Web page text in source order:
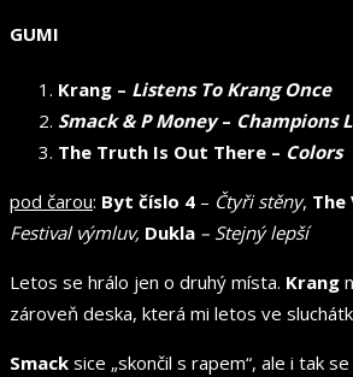
GUMI
Krang – Listens To Krang Once
Smack & P Money– Champions
The Truth Is Out There – Colors
pod čarou: Byt číslo 4 – Čtyři stěny, The
Festival výmluv, Dukla – Stejný lepší
Letos se hrálo jen o druhý místa. Krang
zároveň deska, která mi letos ve
Smack sice „skončil s rapem“, ale i tak